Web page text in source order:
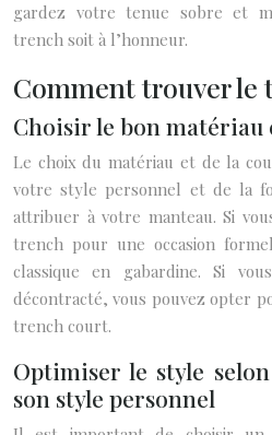
gardez votre tenue sobre et
trench soit à l’honneur.
Comment trouver le
Choisir le bon matériau
Le choix du matériau et de la
votre style personnel et de la
attribuer à votre manteau. Si
trench pour une occasion
classique en gabardine. Si
décontracté, vous pouvez opter
trench court.
Optimiser le style
son style personnel